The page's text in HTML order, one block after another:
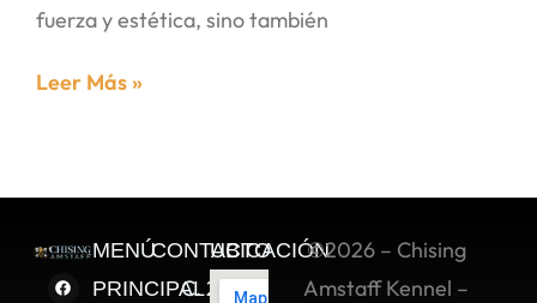
fuerza y estética, sino también
Leer Más »
MENÚ
PRINCIPAL
CONTACTO
C. 2 Sur
UBICACIÓN©2026 – Chising
Amstaff Kennel –